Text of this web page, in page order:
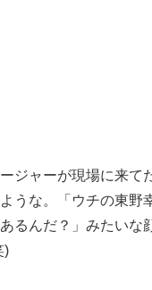
ジャーが現場に来て
うな。「ウチの東野
るんだ？」みたいな
)